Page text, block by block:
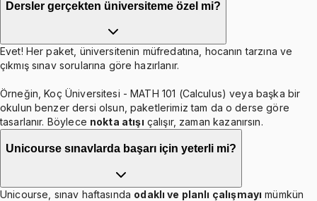
Dersler gerçekten üniversiteme özel mi?
Evet! Her paket, üniversitenin müfredatına, hocanın tarzına ve
çıkmış sınav sorularına göre hazırlanır.
Örneğin, Koç Üniversitesi - MATH 101 (Calculus) veya başka bir
okulun benzer dersi olsun, paketlerimiz tam da o derse göre
tasarlanır. Böylece nokta atışı çalışır, zaman kazanırsın.
Unicourse sınavlarda başarı için yeterli mi?
Unicourse, sınav haftasında odaklı ve planlı çalışmayı mümkün